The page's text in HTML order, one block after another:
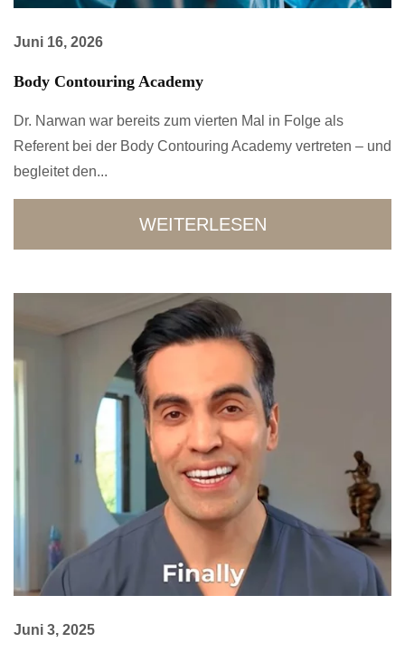
Juni 16, 2026
Body Contouring Academy
Dr. Narwan war bereits zum vierten Mal in Folge als
Referent bei der Body Contouring Academy vertreten – und
begleitet den...
WEITERLESEN
Juni 3, 2025